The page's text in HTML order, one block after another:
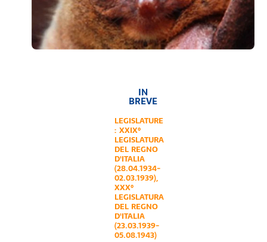
IN
BREVE
LEGISLATURE
: XXIX°
LEGISLATURA
DEL REGNO
D'ITALIA
(28.04.1934-
02.03.1939),
XXX°
LEGISLATURA
DEL REGNO
D'ITALIA
(23.03.1939-
05.08.1943)